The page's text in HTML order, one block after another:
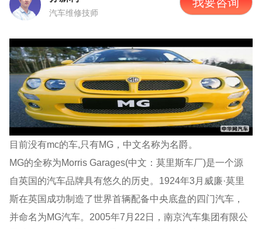
汽车维修技师
目前没有mc的车,只有MG，中文名称为名爵。
MG的全称为Morris Garages(中文：莫里斯车厂)是一个源
自英国的汽车品牌具有悠久的历史。1924年3月威廉·莫里
斯在英国成功制造了世界首辆配备中央底盘的四门汽车，
并命名为MG汽车。2005年7月22日，南京汽车集团有限公